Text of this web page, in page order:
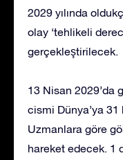
2029 yılında
olay ‘tehlikeli
gerçekleştirilecek.
13 Nisan 2029’da
cismi Dünya’ya
Uzmanlara göre
hareket edecek. 1